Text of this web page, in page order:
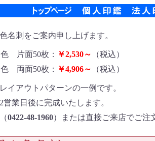
名刺をご案内申し上げます。
片面50枚： ￥2,530～
（税込）
両面50枚： ￥4,906～ （税込）
イアウトパターンの一例です。
業日後に完成いたします。
0422-48-1960）または直接ご来店でご注